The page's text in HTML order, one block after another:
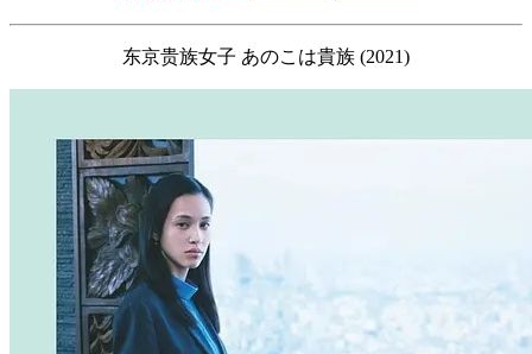
东京贵族女子 あのこは貴族 (2021)